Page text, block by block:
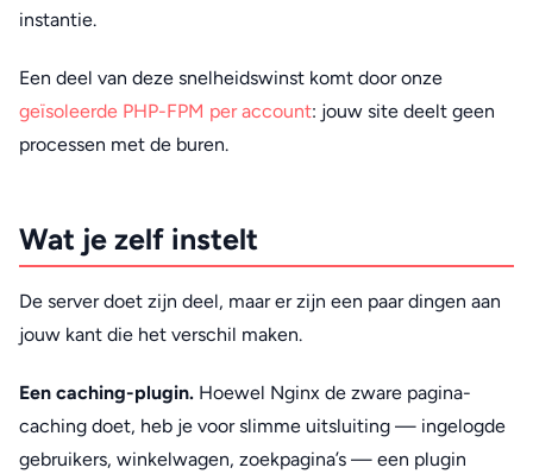
instantie.
Een deel van deze snelheidswinst komt door onze
geïsoleerde PHP-FPM per account: jouw site deelt geen
processen met de buren.
Wat je zelf instelt
De server doet zijn deel, maar er zijn een paar dingen aan
jouw kant die het verschil maken.
Een caching-plugin. Hoewel Nginx de zware pagina-
caching doet, heb je voor slimme uitsluiting — ingelogde
gebruikers, winkelwagen, zoekpagina’s — een plugin